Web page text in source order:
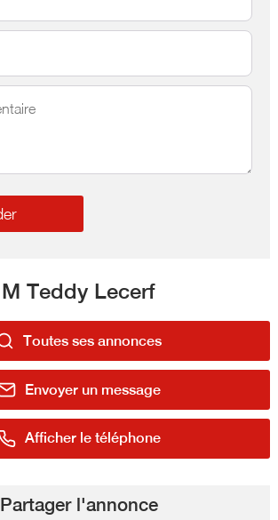
M Teddy Lecerf
Toutes ses annonces
Envoyer un message
Afficher le téléphone
Partager l'annonce